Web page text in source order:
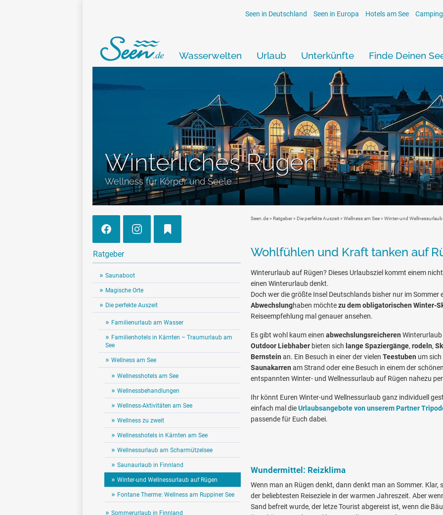
Seen in Deutschland Seen in Europa Hotels am See
Wasserwelten Urlaub Unterkünfte Finde Deinen
Winterliches Rügen
Wellness für Körper und Seele
Ratgeber
Saunaboot
Magische Orte
Die perfekte Auszeit
Familienurlaub am Wasser
Familienhotels in Kärnten – Traumurlaub am
See
Wellness am See
Wellnesshotels am See
Wellnessbehandlungen
Wellness-Aktivitäten am See
Wellness zu zweit
Wellnesshotels in Kärnten am See
Wellnessurlaub am Scharmützelsee
Saunaurlaub in Finnland
Winter-und Wellnessurlaub auf Rügen
Fontane Therme: Wellness am Ruppiner See
Sommerurlaub in Finnland
Seen.de» Ratgeber» Die perfekte Auszeit» Wellness am See» Winter-und
Wohlfühlen und Kraft tanken auf
Winterurlaub auf Rügen? Dieses Urlaubsziel kommt einem
einen Winterurlaub denkt.
Doch wer die größte Insel Deutschlands bisher nur im Sommer
Abwechslunghaben möchtezu dem obligatorischen Winter-
Reiseempfehlung mal genauer ansehen.
Es gibt wohl kaum einen abwechslungsreicheren
Outdoor Liebhaber bieten sich lange Spaziergänge, rodeln,
Bernstein an. Ein Besuch in einer der vielen Teestuben um
Saunakarren am Strand oder eine Besuch in einem der
entspannten Winter- und Wellnessurlaub auf Rügen nahezu
Ihr könnt Euren Winter-und Wellnessurlaub ganz individuell
einfach mal dieUrlaubsangebote von unserem Partner
passende für Euch dabei.
Wundermittel: Reizklima
Wenn man an Rügen denkt, dann denkt man an Sommer. Klar,
der beliebtesten Reiseziele in der warmen Jahreszeit. Aber
Sand befreit wurde, der letze Tourist abgereist ist, wenn die